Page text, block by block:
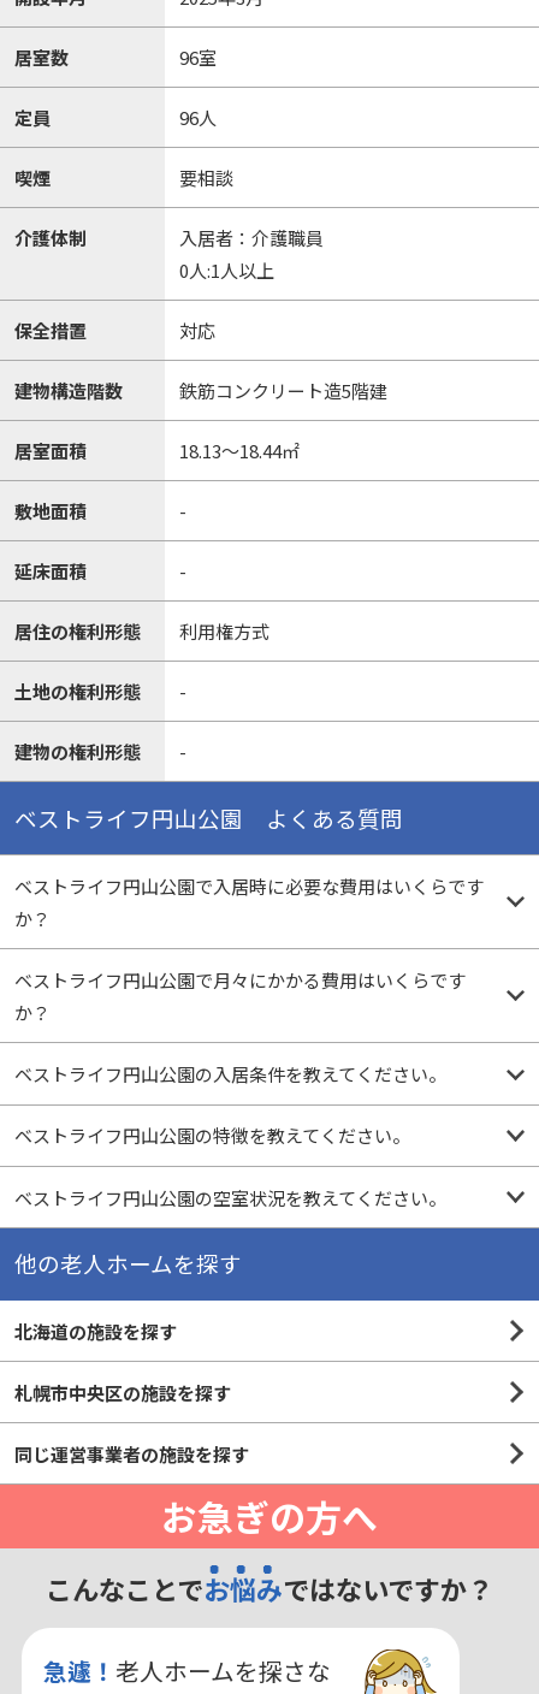
居室数 96室
定員 96人
喫煙 要相談
介護体制
入居者：介護職員
0人:1人以上
保全措置 対応
建物構造階数 鉄筋コンクリート造5階建
居室面積 18.13～18.44㎡
敷地面積 -
延床面積 -
居住の権利形態 利用権方式
土地の権利形態 -
建物の権利形態 -
ベストライフ円山公園 よくある質問
ベストライフ円山公園で入居時に必要な費用はいくらです
か？
ベストライフ円山公園で月々にかかる費用はいくらです
か？
ベストライフ円山公園の入居条件を教えてください。
ベストライフ円山公園の特徴を教えてください。
ベストライフ円山公園の空室状況を教えてください。
他の老人ホームを探す
北海道の施設を探す
札幌市中央区の施設を探す
同じ運営事業者の施設を探す
お急ぎの方へ
こんなことでお悩みではないですか？
急遽！ 老人ホームを探さな